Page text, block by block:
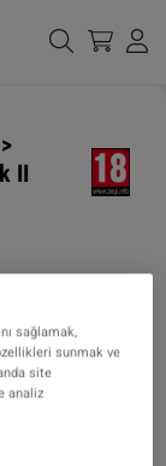
II
sağlamak,
sunmak ve
site
analiz